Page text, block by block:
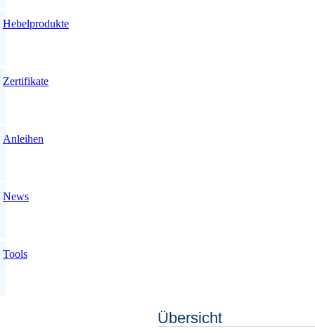
Hebelprodukte
Zertifikate
Anleihen
News
Tools
Übersicht